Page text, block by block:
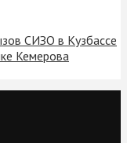
СИЗО в Кузбассе
Кемерова